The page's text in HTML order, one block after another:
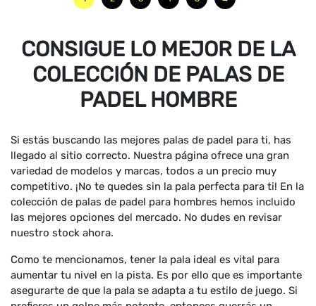
CONSIGUE LO MEJOR DE LA
COLECCIÓN DE PALAS DE
PADEL HOMBRE
Si estás buscando las mejores palas de padel para ti, has
llegado al sitio correcto. Nuestra página ofrece una gran
variedad de modelos y marcas, todos a un precio muy
competitivo. ¡No te quedes sin la pala perfecta para ti! En la
colección de palas de padel para hombres hemos incluido
las mejores opciones del mercado. No dudes en revisar
nuestro stock ahora.
Como te mencionamos, tener la pala ideal es vital para
aumentar tu nivel en la pista. Es por ello que es importante
asegurarte de que la pala se adapta a tu estilo de juego. Si